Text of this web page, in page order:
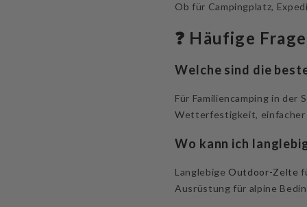
Ob für Campingplatz,
❓ Häufige
Welche sind die
Für Familiencamping in der
Wetterfestigkeit, einfacher
Wo kann ich
Langlebige Outdoor-Zelte
Ausrüstung für alpine